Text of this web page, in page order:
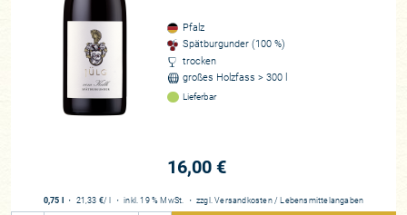
Pfalz
Spätburgunder (100 %)
trocken
großes Holzfass > 300 l
Lieferbar
16,00 €
0,75 l ・ 21,33 €/ l ・inkl. 19 % MwSt. ・ zzgl.Versandkosten / Lebensmittelangaben